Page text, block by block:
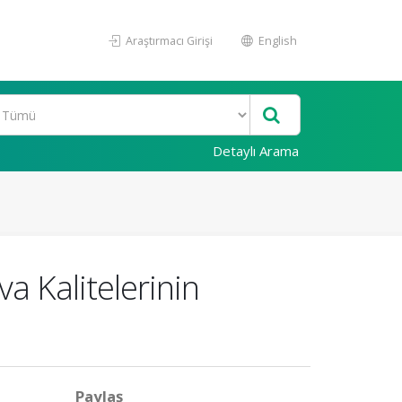
Araştırmacı Girişi English
Detaylı Arama
Kalitelerinin
Paylaş